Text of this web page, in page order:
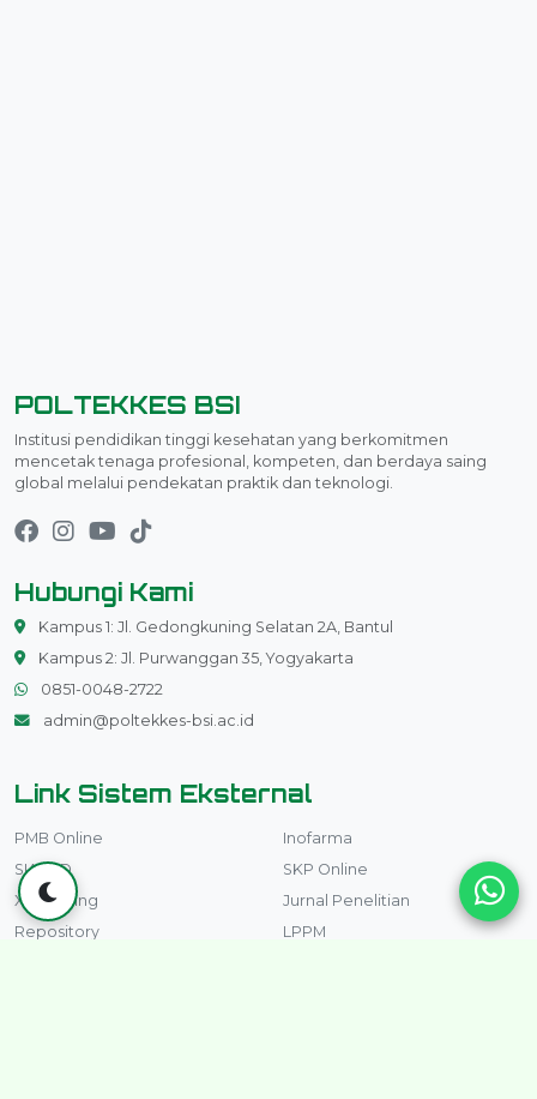
POLTEKKES BSI
Institusi pendidikan tinggi kesehatan yang berkomitmen
mencetak tenaga profesional, kompeten, dan berdaya saing
global melalui pendekatan praktik dan teknologi.
Hubungi Kami
Kampus 1: Jl. Gedongkuning Selatan 2A, Bantul
Kampus 2: Jl. Purwanggan 35, Yogyakarta
0851-0048-2722
admin@poltekkes-bsi.ac.id
Link Sistem Eksternal
PMB Online
SIAKAD
X-Learning
Repository
Inofarma
SKP Online
Jurnal Penelitian
LPPM